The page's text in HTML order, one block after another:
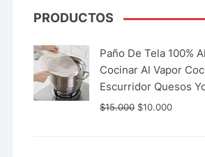
PRODUCTOS
Paño De Tela 100%
Cocinar Al Vapor
Escurridor Quesos
$15.000 $10.000